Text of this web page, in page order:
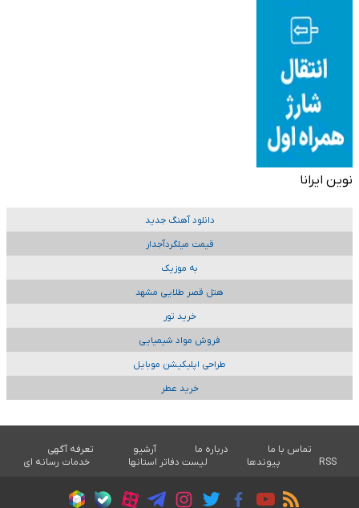
نوین ایرانا
دانلود آهنگ جدید
قیمت میلگردآجدار
به موزیک
هتل قصر طلایی مشهد
خرید تور
فروش مواد شیمیایی
طراحی اپلیکیشن موبایل
خرید عطر
تماس با ما درباره ما آرشیو
تعرفه آگهی
RSS
پیوندها لیست دفاتر استانها خدمات رسانه ای